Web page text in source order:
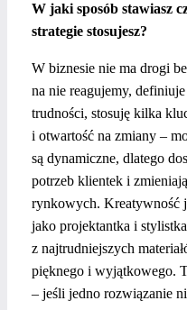
W jaki sposób stawiasz
strategie stosujesz?
W biznesie nie ma drogi
na nie reagujemy,
trudności, stosuję kilka
i otwartość na zmiany –
są dynamiczne, dlatego
potrzeb klientek i
rynkowych. Kreatywność
jako projektantka i
z najtrudniejszych
pięknego i wyjątkowego.
– jeśli jedno rozwiązanie